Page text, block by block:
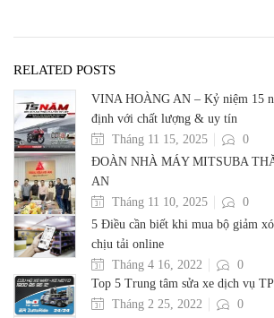
RELATED POSTS
VINA HOÀNG AN – Kỷ niệm 15
định với chất lượng & uy tín
Tháng 11 15, 2025
0
ĐOÀN NHÀ MÁY MITSUBA
AN
Tháng 11 10, 2025
0
5 Điều cần biết khi mua bộ giảm
chịu tải online
Tháng 4 16, 2022
0
Top 5 Trung tâm sửa xe dịch vụ
Tháng 2 25, 2022
0